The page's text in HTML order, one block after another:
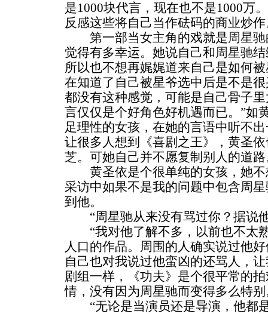
是1000块代言，现在也不是1000万
反感这些将自己当作砝码的商业炒
第一部当女主角的戏就是周星驰
觉得有多幸运。她说自己和 周星驰结
所以也不想再娓娓道来自己是如何
在知道了自己被星爷选中后是不是
都没有这种感觉，可能是自己骨子
言仅仅是个好角色好机遇而已。”如
足理性的女孩，在她的言语中听不
让很多人想到《喜剧之王》，黄圣
芝。可她自己并不愿复制别人的道
黄圣依是个很单纯的女孩，她不
采访中如果不是我的问题中包含周
到他。
“周星驰从来没有骂过你？据说
“我对他了解不多，以前也不太
人口的作品。周围的人确实说过他
自己也对我说过他蛮凶的还骂人，
剧组一样，《功夫》是个很平常的
情，没有因为周星驰而变得多么特别
“无论是当演员还是导演，他都